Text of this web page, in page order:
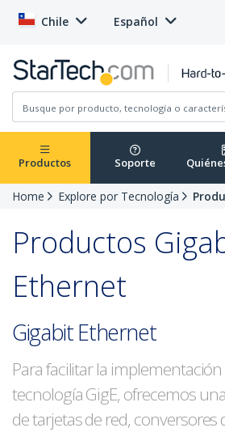
Chile Español
Productos Soporte
Home Explore por Tecnología
Productos
Ethernet
Gigabit Ethernet
Para facilitar la
tecnología GigE, ofrecemos
de tarjetas de red, conversores